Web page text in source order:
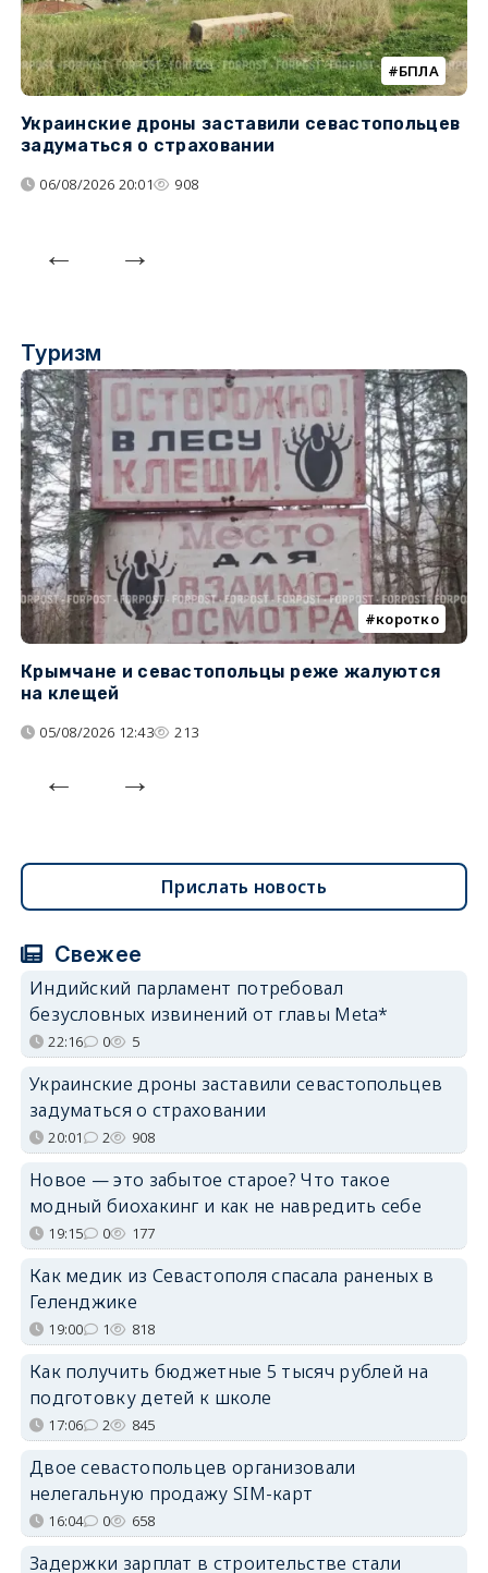
БПЛА
Украинские дроны заставили севастопольцев
задуматься о страховании
06/08/2026 20:01 908
Туризм
коротко
Крымчане и севастопольцы реже жалуются
на клещей
05/08/2026 12:43 213
Прислать новость
Свежее
Индийский парламент потребовал
безусловных извинений от главы Meta*
22:16 0 5
Украинские дроны заставили севастопольцев
задуматься о страховании
20:01 2 908
Новое — это забытое старое? Что такое
модный биохакинг и как не навредить себе
19:15 0 177
Как медик из Севастополя спасала раненых в
Геленджике
19:00 1 818
Как получить бюджетные 5 тысяч рублей на
подготовку детей к школе
17:06 2 845
Двое севастопольцев организовали
нелегальную продажу SIM-карт
16:04 0 658
Задержки зарплат в строительстве стали